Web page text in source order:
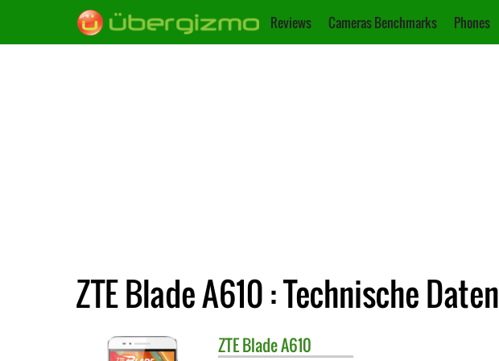
Reviews Cameras Benchmarks Phones
ZTE Blade A610 : Technische Daten
ZTEBlade A610